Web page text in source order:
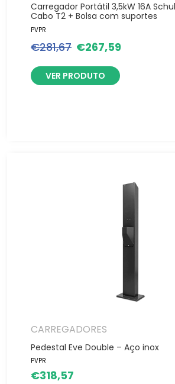
Carregador Portátil 3,5kW 16A
Cabo T2 + Bolsa com suportes
PVPR
€281,67 €267,59
VER PRODUTO
CARREGADORES
Pedestal Eve Double – Aço inox
PVPR
€318,57